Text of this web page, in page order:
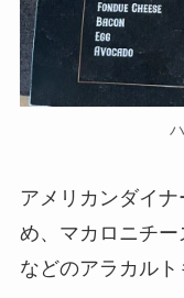
アメリカンダイ
め、マカロニチ
などのアラカルト